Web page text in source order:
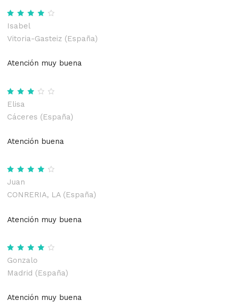
Isabel
Vitoria-Gasteiz (España)
Atención muy buena
Elisa
Cáceres (España)
Atención buena
Juan
CONRERIA, LA (España)
Atención muy buena
Gonzalo
Madrid (España)
Atención muy buena